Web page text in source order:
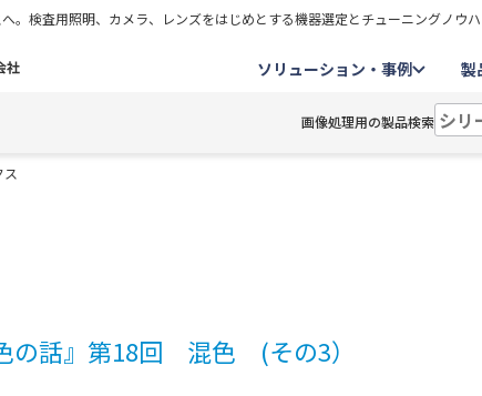
。検査用照明、カメラ、レンズをはじめとする機器選定とチューニングノウ
ソリューション・事例 製
画像処理用の製品検索
の話』第18回 混色 (その3）